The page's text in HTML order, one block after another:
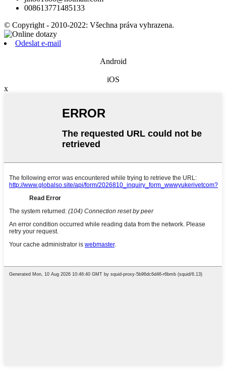
008613771485133
© Copyright - 2010-2022: Všechna práva vyhrazena.
Odeslat e-mail
Android
iOS
x